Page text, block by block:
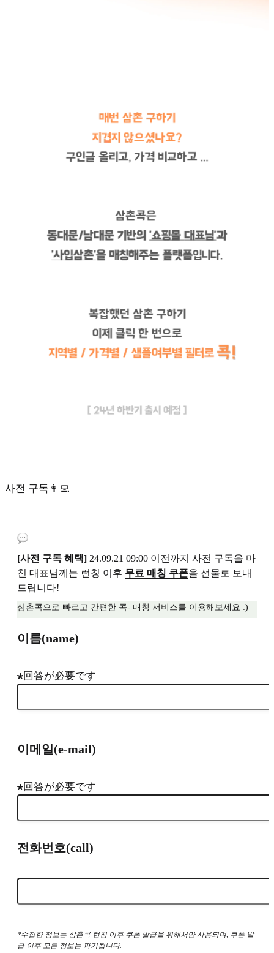
사전 구독👩‍💻
[사전 구독 혜택] 24.09.21 09:00 이전까지 사전 구독을 마
친 대표님께는 런칭 이후 무료 매칭 쿠폰을 선물로 보내
드립니다!
삼촌콕으로 빠르고 간편한 콕- 매칭 서비스를 이용해보세요 :)
이름(name)
回答が必要です
이메일(e-mail)
回答が必要です
전화번호(call)
*수집한 정보는 삼촌콕 런칭 이후 쿠폰 발급을 위해서만 사용되며, 쿠폰 발
급 이후 모든 정보는 파기됩니다.